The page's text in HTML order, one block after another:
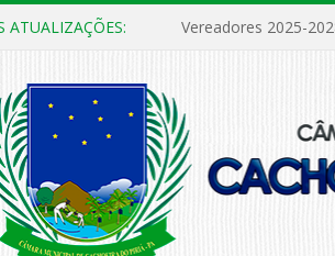
ATUALIZAÇÕES: Vereadores 2025-